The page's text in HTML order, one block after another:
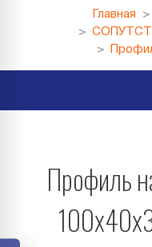
Главная
Профиль